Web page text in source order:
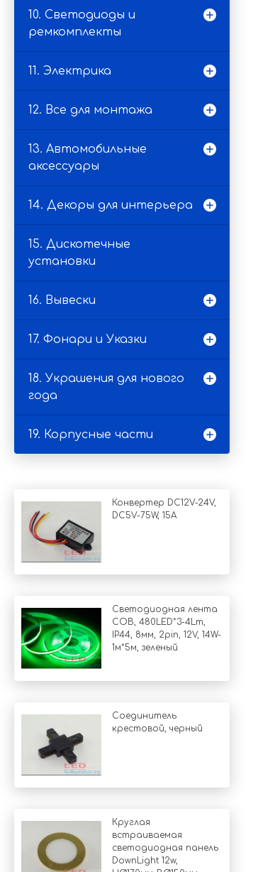
10. Светодиоды и
ремкомплекты
11. Электрика
12. Все для монтажа
13. Автомобильные
аксессуары
14. Декоры для интерьера
15. Дискотечные
установки
16. Вывески
17. Фонари и Указки
18. Украшения для нового
года
19. Корпусные части
Конвертер DC12V-24V,
DC5V-75W, 15A
Светодиодная лента
COB, 480LED*3-4Lm,
IP44, 8мм, 2pin, 12V, 14W-
1м*5м, зеленый
Соединитель
крестовой, черный
Круглая
встраиваемая
светодиодная панель
DownLight 12w,